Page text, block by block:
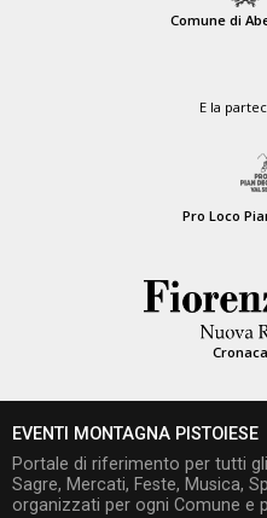
Comune di
E la
Pro Loco
EVENTI MONTAGNA PISTOIESE
Portale di riferimento per tutti
Sagre, Mercati, Feste, Musica,
organizzati per ogni Comune e